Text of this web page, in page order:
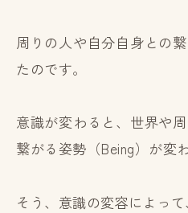
周りの人や自分自身との
たのです。
意識が変わると、世界や
繋がる姿勢（Being）が変
そう、意識の変容によって